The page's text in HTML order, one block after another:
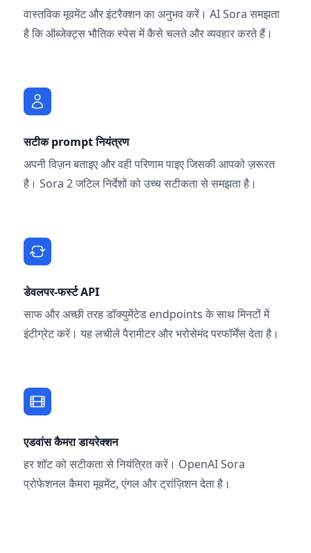
वास्तविक मूवमेंट और इंटरैक्शन का अनुभव करें। AI Sora समझता
है कि ऑब्जेक्ट्स भौतिक स्पेस में कैसे चलते और व्यवहार करते हैं।
सटीक prompt नियंत्रण
अपनी विज़न बताइए और वही परिणाम पाइए जिसकी आपको ज़रूरत
है। Sora 2 जटिल निर्देशों को उच्च सटीकता से समझता है।
डेवलपर-फर्स्ट API
साफ और अच्छी तरह डॉक्युमेंटेड endpoints के साथ मिनटों में
इंटीग्रेट करें। यह लचीले पैरामीटर और भरोसेमंद परफॉर्मेंस देता है।
एडवांस कैमरा डायरेक्शन
हर शॉट को सटीकता से नियंत्रित करें। OpenAI Sora
प्रोफेशनल कैमरा मूवमेंट, एंगल और ट्रांज़िशन देता है।